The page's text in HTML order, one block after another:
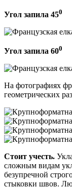
Угол запила 450
Угол запила 600
На фотографиях
геометрических
Стоит учесть.
сложным видам
безупречной
стыковки швов.